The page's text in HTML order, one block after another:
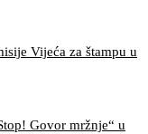
Vijeća za štampu u
Govor mržnje“ u